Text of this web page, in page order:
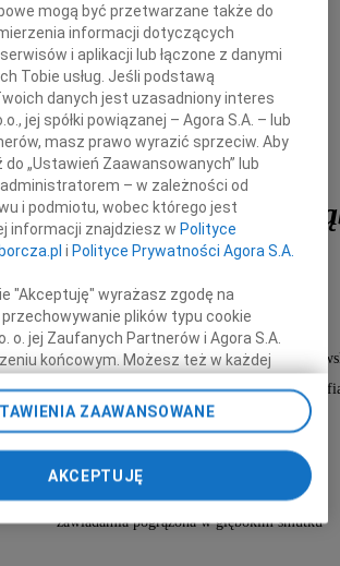
że w dniu 28 marca 2025 roku
zmarła w wieku 98 lat
Halina Ossowska-
Uroczystość pogrzebowa odbędzie się
4 kwietnia 2025 roku o godzinie 14.00
Kościele NPNMP w Grotnikach przy ulicy
po czym nastąpi odprowadzenie na Cmentarz
zawiadamia pogrążona w głębokim smutku
mogą być przetwarzane także do
informacji dotyczących
i aplikacji lub łączone z danymi
Tobie usług. Jeśli podstawą
danych jest uzasadniony interes
jej spółki powiązanej – Agora S.A. – lub
masz prawo wyrazić sprzeciw. Aby
„Ustawień Zaawansowanych” lub
– w zależności od
i podmiotu, wobec którego jest
informacji znajdziesz wPolityce
iPolityce Prywatności Agora S.A.
"Akceptuję" wyrażasz zgodę na
plików typu cookie
o. jej Zaufanych Partnerów i Agora S.A.
końcowym. Możesz też w każdej
narzędzie do zarządzania Twoimi
przetwarzania danych poprzez
prywatności” w stopce serwisu i
„Ustawienia zaawansowane”.
plików cookie możliwa jest także za
ZAAWANSOWANE
AKCEPTUJĘ